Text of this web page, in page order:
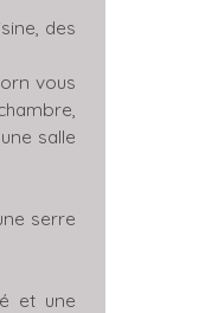
des
vous
salle
serre
et une